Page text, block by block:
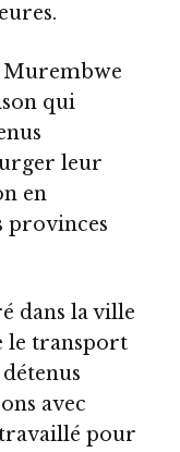
qui
leur
en
provinces
dans la ville
le transport
avec
pour